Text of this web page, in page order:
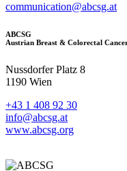
communication@abcsg.at
ABCSG
Austrian Breast & Colorectal
Nussdorfer Platz 8
1190 Wien
+43 1 408 92 30
info@abcsg.at
www.abcsg.org